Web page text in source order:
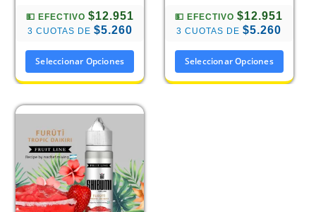
💵 EFECTIVO $12.951
3 CUOTAS DE $5.260
Seleccionar Opciones
💵 EFECTIVO$12.951
3 CUOTAS DE$5.260
Seleccionar Opciones